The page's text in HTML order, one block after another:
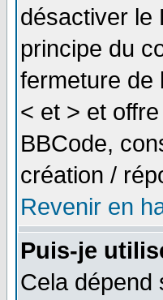
désactiver le
principe du
fermeture de
< et > et
BBCode,
création /
Revenir en
Puis-je
Cela dépend